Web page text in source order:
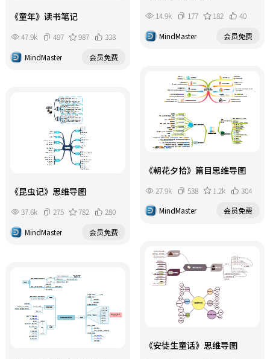
《童年》读书笔记
47.9k 497 987
338
MindMaster
会员免费
14.9k 177 182
40
MindMaster
会员免费
《朝花夕拾》篇目思维导图
27.9k 538 1.2k
304
MindMaster
会员免费
《昆虫记》思维导图
37.6k 275 782
280
MindMaster
会员免费
《安徒生童话》思维导图